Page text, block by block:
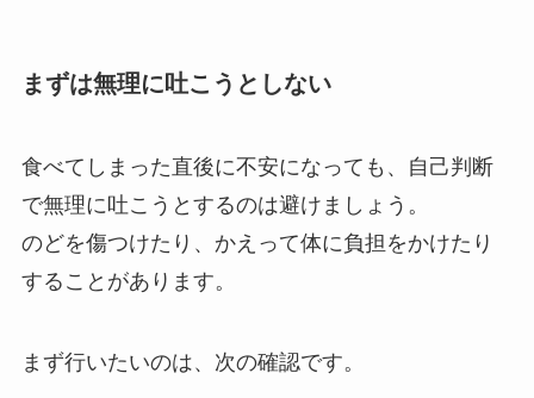
まずは無理に吐こうとしない
食べてしまった直後に不安になっても、自己判断
で無理に吐こうとするのは避けましょう。
のどを傷つけたり、かえって体に負担をかけたり
することがあります。
まず行いたいのは、次の確認です。